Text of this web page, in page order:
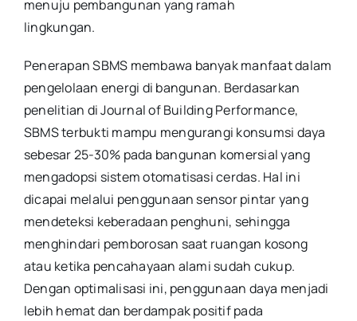
menuju pembangunan yang ramah
lingkungan.
Penerapan SBMS membawa banyak manfaat dalam
pengelolaan energi di bangunan. Berdasarkan
penelitian di Journal of Building Performance,
SBMS terbukti mampu mengurangi konsumsi daya
sebesar 25-30% pada bangunan komersial yang
mengadopsi sistem otomatisasi cerdas. Hal ini
dicapai melalui penggunaan sensor pintar yang
mendeteksi keberadaan penghuni, sehingga
menghindari pemborosan saat ruangan kosong
atau ketika pencahayaan alami sudah cukup.
Dengan optimalisasi ini, penggunaan daya menjadi
lebih hemat dan berdampak positif pada